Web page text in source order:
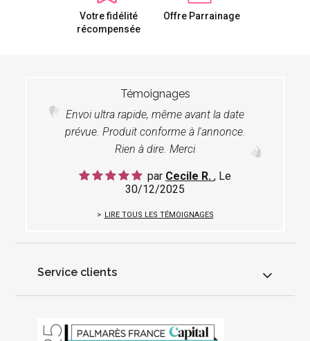
Votre fidélité
récompensée
Offre Parrainage
Témoignages
Envoi ultra rapide, même avant la date
prévue. Produit conforme à l'annonce.
Rien à dire. Merci
par Cecile R. , Le
30/12/2025
LIRE TOUS LES TÉMOIGNAGES
Service clients